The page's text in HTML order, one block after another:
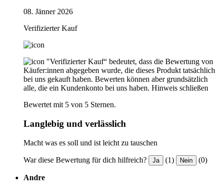
08. Jänner 2026
Verifizierter Kauf
"Verifizierter Kauf“ bedeutet, dass die Bewertung von
Käufer:innen abgegeben wurde, die dieses Produkt tatsächlich
bei uns gekauft haben. Bewerten können aber grundsätzlich
alle, die ein Kundenkonto bei uns haben. Hinweis schließen
Bewertet mit 5 von 5 Sternen.
Langlebig und verlässlich
Macht was es soll und ist leicht zu tauschen
War diese Bewertung für dich hilfreich? Ja (1) Nein (0)
Andre